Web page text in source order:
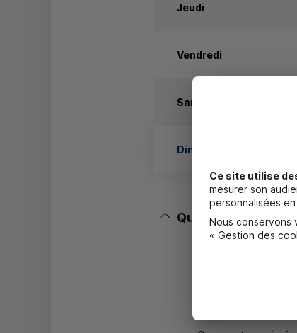
Jeudi
Vendredi
Samedi
Dimanche
Questions
Ce site utilise
mesurer son
personnalisées
Nous conservons
« Gestion des